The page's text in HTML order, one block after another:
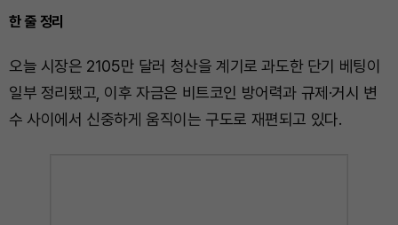
한 줄 정리
오늘 시장은 2105만 달러 청산을 계기로 과도한 단기 베팅이
일부 정리됐고, 이후 자금은 비트코인 방어력과 규제·거시 변
수 사이에서 신중하게 움직이는 구도로 재편되고 있다.